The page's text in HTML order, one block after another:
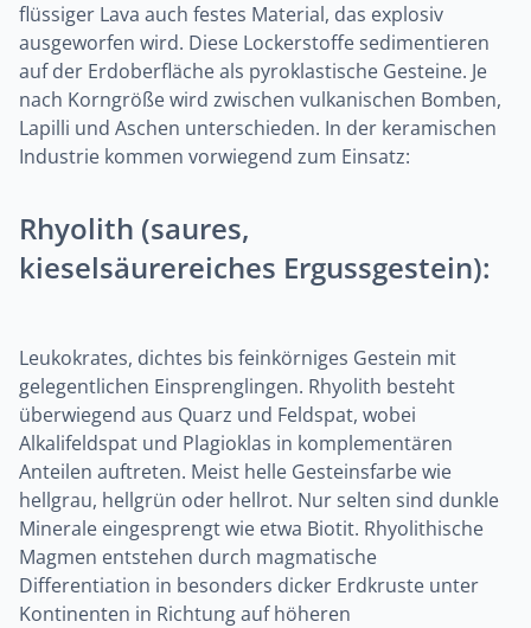
flüssiger Lava auch festes Material, das explosiv
ausgeworfen wird. Diese Lockerstoffe sedimentieren
auf der Erdoberfläche als pyroklastische Gesteine. Je
nach Korngröße wird zwischen vulkanischen Bomben,
Lapilli und Aschen unterschieden. In der keramischen
Industrie kommen vorwiegend zum Einsatz:
Rhyolith (saures,
kieselsäurereiches Ergussgestein):
Leukokrates, dichtes bis feinkörniges Gestein mit
gelegentlichen Einsprenglingen. Rhyolith besteht
überwiegend aus Quarz und Feldspat, wobei
Alkalifeldspat und Plagioklas in komplementären
Anteilen auftreten. Meist helle Gesteinsfarbe wie
hellgrau, hellgrün oder hellrot. Nur selten sind dunkle
Minerale eingesprengt wie etwa Biotit. Rhyolithische
Magmen entstehen durch magmatische
Differentiation in besonders dicker Erdkruste unter
Kontinenten in Richtung auf höheren